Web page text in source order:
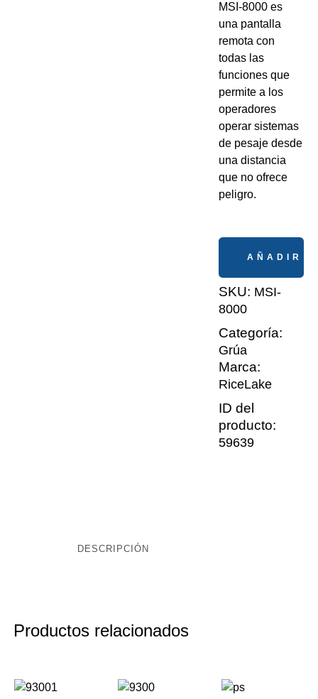
MSI-8000 es
una pantalla
remota con
todas las
funciones que
permite a los
operadores
operar sistemas
de pesaje desde
una distancia
que no ofrece
peligro.
AÑADIR
SKU: MSI-
8000
Categoría:
Grúa
Marca:
RiceLake
ID del
producto:
59639
DESCRIPCIÓN
Productos relacionados